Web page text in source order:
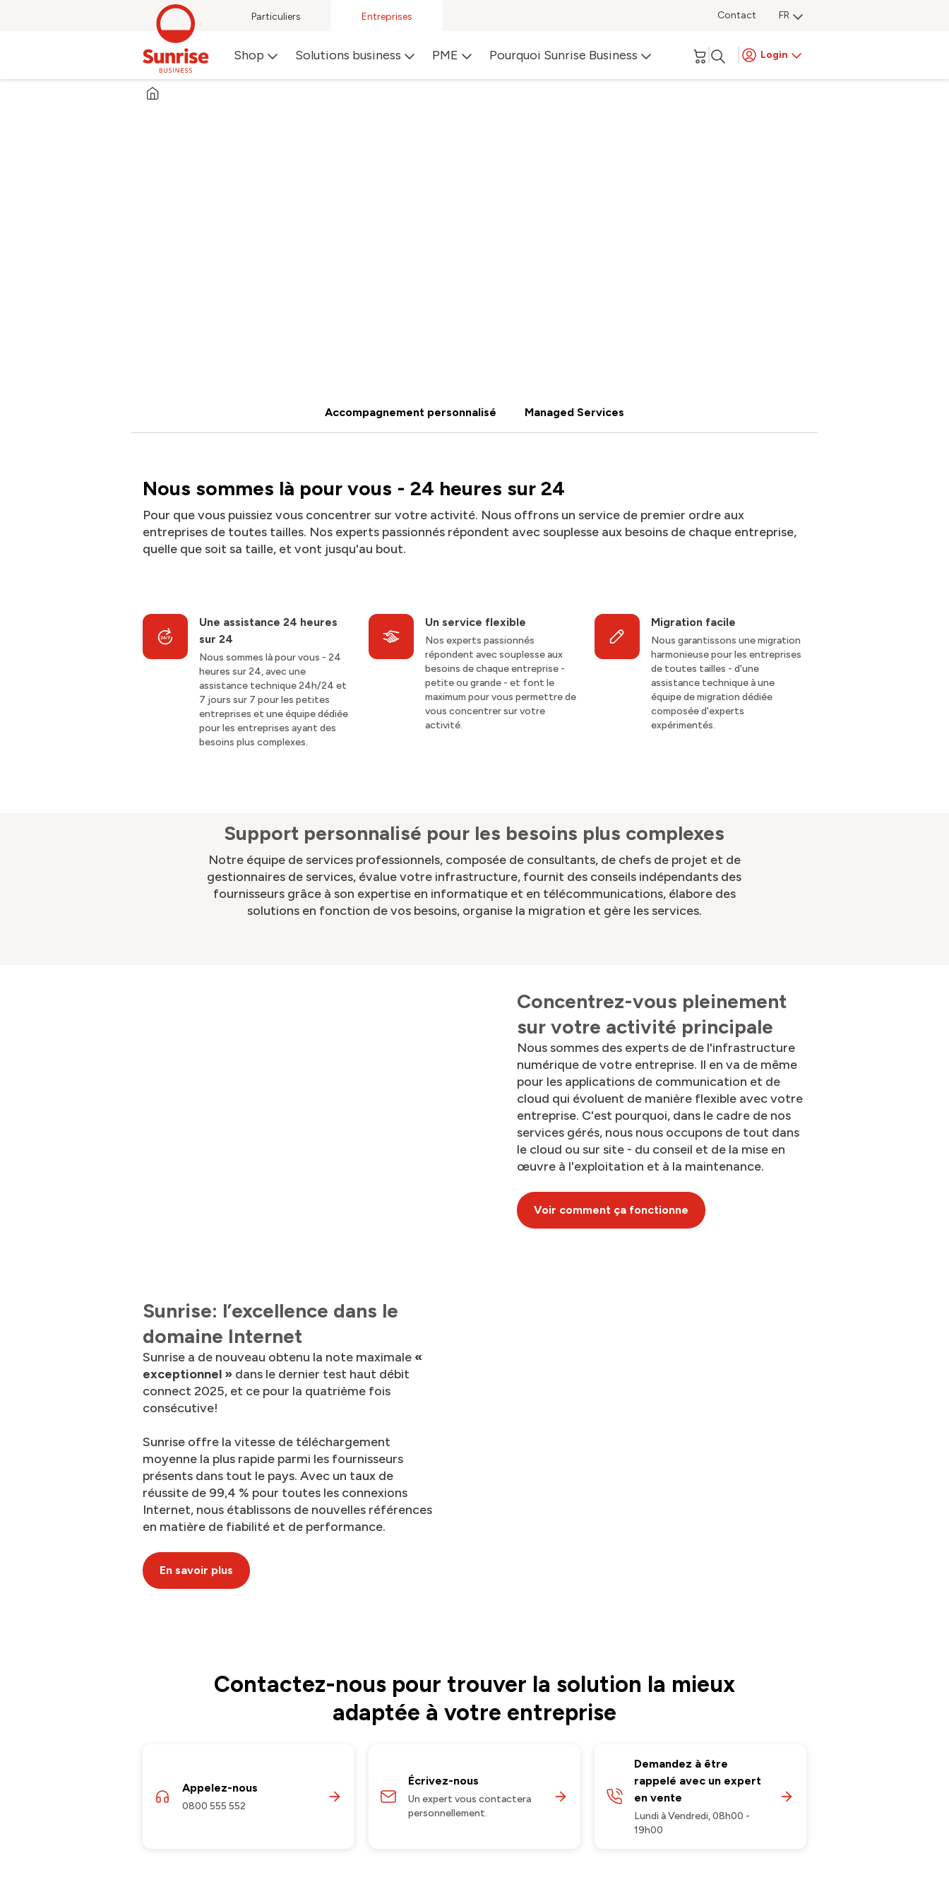
Particuliers Entreprises Contact FR
Shop Solutions business PME Pourquoi Sunrise Business Login
Accompagnement personnalisé Managed Services
Nous sommes là pour vous - 24 heures sur 24
Pour que vous puissiez vous concentrer sur votre activité. Nous offrons un service de premier ordre aux
entreprises de toutes tailles. Nos experts passionnés répondent avec souplesse aux besoins de chaque entreprise,
quelle que soit sa taille, et vont jusqu'au bout.
Une assistance 24 heures
sur 24
Nous sommes là pour vous - 24
heures sur 24, avec une
assistance technique 24h/24 et
7 jours sur 7 pour les petites
entreprises et une équipe dédiée
pour les entreprises ayant des
besoins plus complexes.
Un service flexible
Nos experts passionnés
répondent avec souplesse aux
besoins de chaque entreprise -
petite ou grande - et font le
maximum pour vous permettre de
vous concentrer sur votre
activité.
Migration facile
Nous garantissons une migration
harmonieuse pour les entreprises
de toutes tailles - d'une
assistance technique à une
équipe de migration dédiée
composée d'experts
expérimentés.
Support personnalisé pour les besoins plus complexes
Notre équipe de services professionnels, composée de consultants, de chefs de projet et de
gestionnaires de services, évalue votre infrastructure, fournit des conseils indépendants des
fournisseurs grâce à son expertise en informatique et en télécommunications, élabore des
solutions en fonction de vos besoins, organise la migration et gère les services.
Concentrez-vous pleinement
sur votre activité principale
Nous sommes des experts de de l'infrastructure
numérique de votre entreprise. Il en va de même
pour les applications de communication et de
cloud qui évoluent de manière flexible avec votre
entreprise. C'est pourquoi, dans le cadre de nos
services gérés, nous nous occupons de tout dans
le cloud ou sur site - du conseil et de la mise en
œuvre à l'exploitation et à la maintenance.
Voir comment ça fonctionne
Sunrise: l’excellence dans le
domaine Internet
Sunrise a de nouveau obtenu la note maximale «
exceptionnel » dans le dernier test haut débit
connect 2025, et ce pour la quatrième fois
consécutive!
Sunrise offre la vitesse de téléchargement
moyenne la plus rapide parmi les fournisseurs
présents dans tout le pays. Avec un taux de
réussite de 99,4 % pour toutes les connexions
Internet, nous établissons de nouvelles références
en matière de fiabilité et de performance.
En savoir plus
Contactez-nous pour trouver la solution la mieux
adaptée à votre entreprise
Appelez-nous
0800 555 552
Écrivez-nous
Un expert vous contactera
personnellement.
Demandez à être
rappelé avec un expert
en vente
Lundi à Vendredi, 08h00 -
19h00